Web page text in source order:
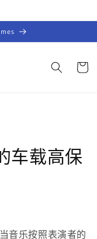
物
车载高保
音乐按照表演者的